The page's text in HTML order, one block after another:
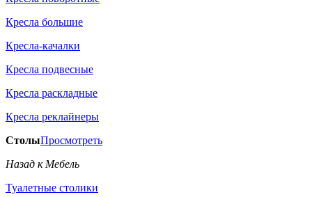
Кресла большие
Кресла-качалки
Кресла подвесные
Кресла раскладные
Кресла реклайнеры
СтолыПросмотреть
Назад к Мебель
Туалетные столики